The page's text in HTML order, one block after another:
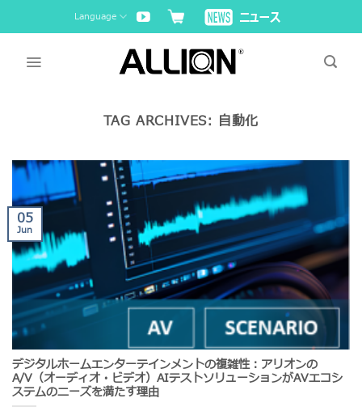
to
Language
TAG ARCHIVES: 自動化
デジタルホームエンターテインメントの複雑性：アリオンの
A/V（オーディオ・ビデオ）AIテストソリューションがAVエコシ
ステムのニーズを満たす理由
05
Jun